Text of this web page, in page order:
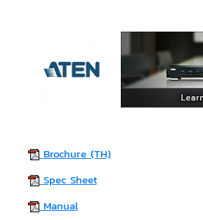
Brochure (TH)
Spec Sheet
Manual